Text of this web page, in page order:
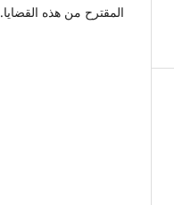
المقترح من هذه القضايا.